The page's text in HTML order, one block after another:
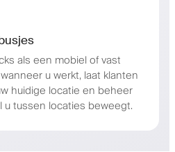
als een mobiel of vast
u werkt, laat klanten
huidige locatie en beheer
u tussen locaties beweegt.